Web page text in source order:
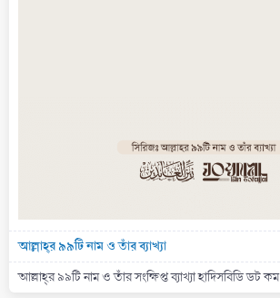
আল্লাহ্‌র ৯৯টি নাম ও তাঁর ব্যাখ্যা
আল্লাহ্‌র ৯৯টি নাম ও তাঁর সংক্ষিপ্ত ব্যাখ্যা হাদিসবিডি ডট কম